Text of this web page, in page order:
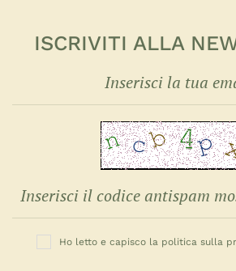
ISCRIVITI ALLA
Ho letto e capisco la politica sulla